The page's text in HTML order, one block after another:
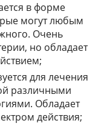
в форме
могут любым
Очень
но обладает
для лечения
различными
Обладает
действия;